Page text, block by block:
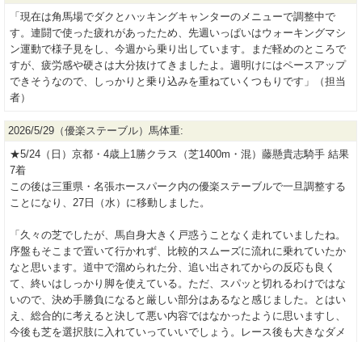
「現在は角馬場でダクとハッキングキャンターのメニューで調整中で
す。連闘で使った疲れがあったため、先週いっぱいはウォーキングマシ
ン運動で様子見をし、今週から乗り出しています。まだ軽めのところで
すが、疲労感や硬さは大分抜けてきましたよ。週明けにはペースアップ
できそうなので、しっかりと乗り込みを重ねていくつもりです」（担当
者）
2026/5/29（優楽ステーブル）馬体重:
★5/24（日）京都・4歳上1勝クラス（芝1400m・混）藤懸貴志騎手 結果
7着
この後は三重県・名張ホースパーク内の優楽ステーブルで一旦調整する
ことになり、27日（水）に移動しました。
「久々の芝でしたが、馬自身大きく戸惑うことなく走れていましたね。
序盤もそこまで置いて行かれず、比較的スムーズに流れに乗れていたか
なと思います。道中で溜められた分、追い出されてからの反応も良く
て、終いはしっかり脚を使えている。ただ、スパッと切れるわけではな
いので、決め手勝負になると厳しい部分はあるなと感じました。とはい
え、総合的に考えると決して悪い内容ではなかったように思いますし、
今後も芝を選択肢に入れていっていいでしょう。レース後も大きなダメ